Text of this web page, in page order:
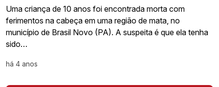
Uma criança de 10 anos foi encontrada morta com
ferimentos na cabeça em uma região de mata, no
município de Brasil Novo (PA). A suspeita é que ela tenha
sido…
há 4 anos